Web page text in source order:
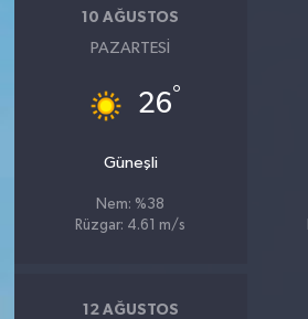
10 AĞUSTOS
PAZARTESI
26°
Güneşli
Nem: %38
Rüzgar: 4.61 m/s
12 AĞUSTOS